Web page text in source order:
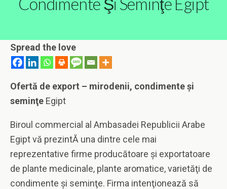
Spread the love
Ofertă de export – mirodenii, condimente şi
seminţe Egipt
Biroul commercial al Ambasadei Republicii Arabe
Egipt vă prezintĂ una dintre cele mai
reprezentative firme producătoare şi exportatoare
de plante medicinale, plante aromatice, varietăţi de
condimente şi seminţe. Firma intenţionează să